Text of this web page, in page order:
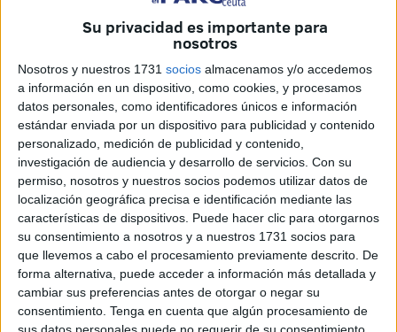
Su privacidad es importante para
nosotros
Nosotros y nuestros 1731 socios almacenamos y/o accedemos
a información en un dispositivo, como cookies, y procesamos
datos personales, como identificadores únicos e información
estándar enviada por un dispositivo para publicidad y contenido
personalizado, medición de publicidad y contenido,
investigación de audiencia y desarrollo de servicios. Con su
permiso, nosotros y nuestros socios podemos utilizar datos de
localización geográfica precisa e identificación mediante las
características de dispositivos. Puede hacer clic para otorgarnos
su consentimiento a nosotros y a nuestros 1731 socios para
que llevemos a cabo el procesamiento previamente descrito. De
forma alternativa, puede acceder a información más detallada y
cambiar sus preferencias antes de otorgar o negar su
consentimiento. Tenga en cuenta que algún procesamiento de
¿Qué contenido podemos encontrar en su cuenta?
¿Qué temas trata?
Mi contenido es muy variado. Como psicólogo general
sanitario, trato muchos temas que veo en consulta, desde
ansiedad, depresión o gestión emocional, hasta temas